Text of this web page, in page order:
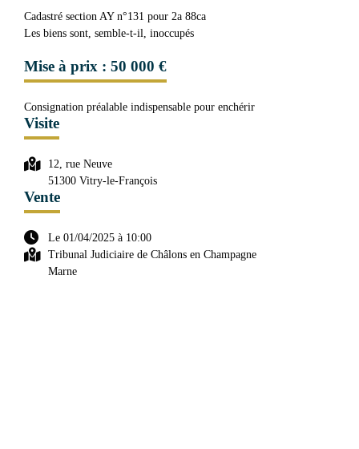
Cadastré section AY n°131 pour 2a 88ca
Les biens sont, semble-t-il, inoccupés
Mise à prix : 50 000 €
Consignation préalable indispensable pour enchérir
Visite
12, rue Neuve
51300 Vitry-le-François
Vente
Le 01/04/2025 à 10:00
Tribunal Judiciaire de Châlons en Champagne
Marne